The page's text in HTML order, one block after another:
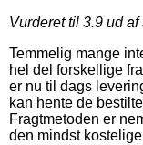
Vurderet til 3.9 ud af
Temmelig mange
hel del forskellige
er nu til dags
kan hente de
Fragtmetoden er
den mindst